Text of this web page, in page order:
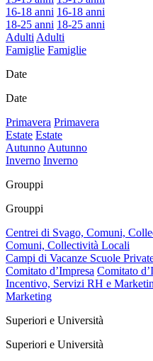
16-18 anni 16-18 anni
18-25 anni 18-25 anni
Adulti Adulti
Famiglie Famiglie
Date
Date
Primavera Primavera
Estate Estate
Autunno Autunno
Inverno Inverno
Grouppi
Grouppi
Centrei di Svago, Comuni,
Comuni, Collectività Locali
Campi di Vacanze Scuole
Comitato d’Impresa Comitato
Incentivo, Servizi RH e
Marketing
Superiori e Università
Superiori e Università